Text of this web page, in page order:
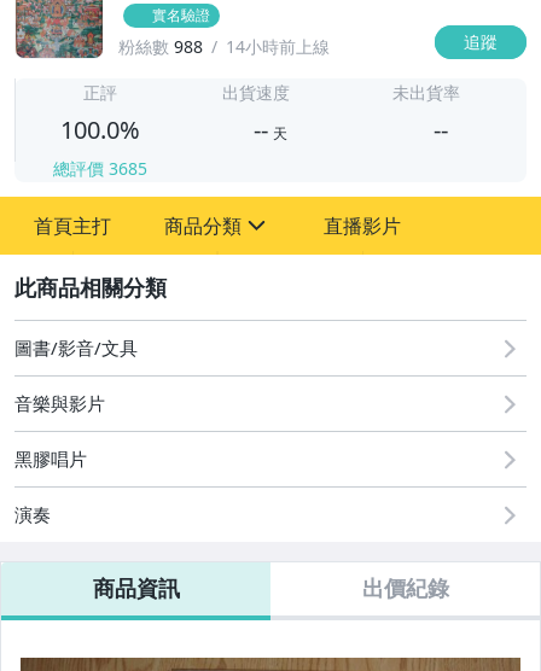
實名驗證
粉絲數 988 14小時前上線 追蹤
正評
100.0%
總評價 3685
出貨速度
-- 天
未出貨率
--
首頁主打 商品分類
圖書/影音/文具
成人專區
玩具、模型與公仔
偶像、球員卡與郵幣
直播影片
圖書/影音/文具
音樂與影片
黑膠唱片
演奏
商品資訊 出價紀錄